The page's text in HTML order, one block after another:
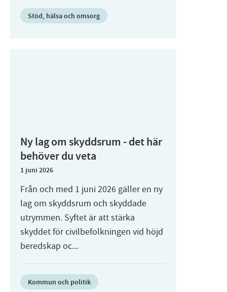
Stöd, hälsa och omsorg
Ny lag om skyddsrum - det här
behöver du veta
1 juni 2026
Från och med 1 juni 2026 gäller en ny
lag om skyddsrum och skyddade
utrymmen. Syftet är att stärka
skyddet för civilbefolkningen vid höjd
beredskap oc...
Kommun och politik